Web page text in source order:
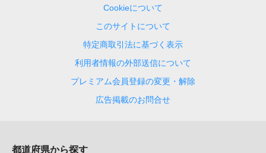
Cookieについて
このサイトについて
特定商取引法に基づく表示
利用者情報の外部送信について
プレミアム会員登録の変更・解除
広告掲載のお問合せ
都道府県から探す